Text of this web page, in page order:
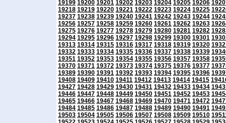
19199 19200 19201 19202 19203 19204 19205 19206
19218 19219 19220 19221 19222 19223 19224 19225
19237 19238 19239 19240 19241 19242 19243 19244
19256 19257 19258 19259 19260 19261 19262 19263
19275 19276 19277 19278 19279 19280 19281 19282
19294 19295 19296 19297 19298 19299 19300 19301
19313 19314 19315 19316 19317 19318 19319 19320
19332 19333 19334 19335 19336 19337 19338 19339
19351 19352 19353 19354 19355 19356 19357 19358
19370 19371 19372 19373 19374 19375 19376 19377
19389 19390 19391 19392 19393 19394 19395 19396
19408 19409 19410 19411 19412 19413 19414 19415
19427 19428 19429 19430 19431 19432 19433 19434
19446 19447 19448 19449 19450 19451 19452 19453
19465 19466 19467 19468 19469 19470 19471 19472
19484 19485 19486 19487 19488 19489 19490 19491
19503 19504 19505 19506 19507 19508 19509 19510